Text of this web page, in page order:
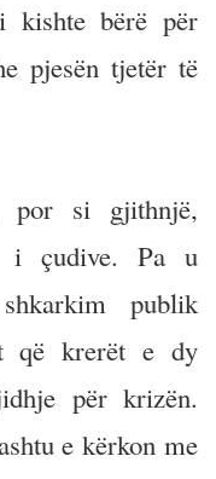
kishte bërë për
pjesën tjetër të
si gjithnjë,
i çudive. Pa u
publik
që krerët e dy
për krizën.
e kërkon me